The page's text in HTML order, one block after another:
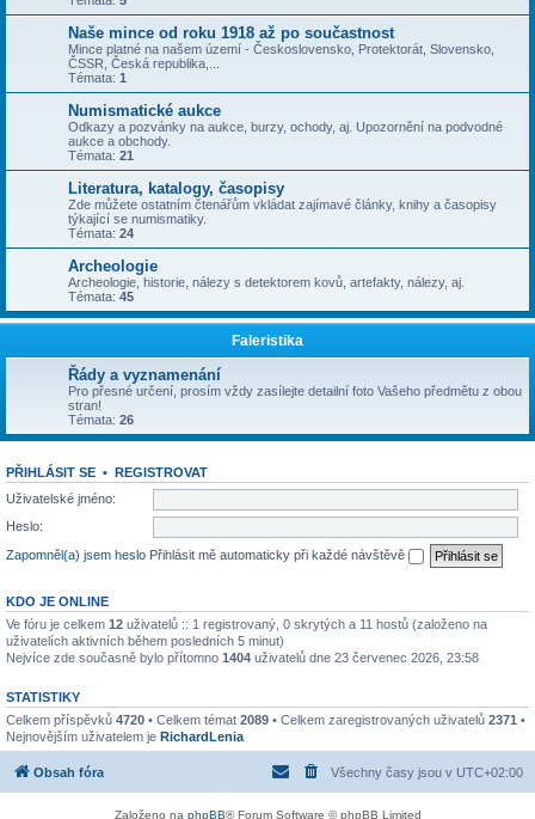
Naše mince od roku 1918 až po součastnost
Mince platné na našem území - Československo, Protektorát, Slovensko,
ČSSR, Česká republika,...
Témata: 1
Numismatické aukce
Odkazy a pozvánky na aukce, burzy, ochody, aj. Upozornění na podvodné
aukce a obchody.
Témata: 21
Literatura, katalogy, časopisy
Zde můžete ostatním čtenářům vkládat zajímavé články, knihy a časopisy
týkající se numismatiky.
Témata: 24
Archeologie
Archeologie, historie, nálezy s detektorem kovů, artefakty, nálezy, aj.
Témata: 45
Faleristika
Řády a vyznamenání
Pro přesné určení, prosím vždy zasílejte detailní foto Vašeho předmětu z obou
stran!
Témata: 26
PŘIHLÁSIT SE • REGISTROVAT
Uživatelské jméno:
Heslo:
Zapomněl(a) jsem heslo Přihlásit mě automaticky při každé návštěvě
KDO JE ONLINE
Ve fóru je celkem 12 uživatelů :: 1 registrovaný, 0 skrytých a 11 hostů (založeno na
uživatelích aktivních během posledních 5 minut)
Nejvíce zde současně bylo přítomno 1404 uživatelů dne 23 červenec 2026, 23:58
STATISTIKY
Celkem příspěvků 4720 • Celkem témat 2089 • Celkem zaregistrovaných uživatelů 2371 •
Nejnovějším uživatelem je RichardLenia
Obsah fóra Všechny časy jsou v UTC+02:00
Založeno na phpBB® Forum Software © phpBB Limited